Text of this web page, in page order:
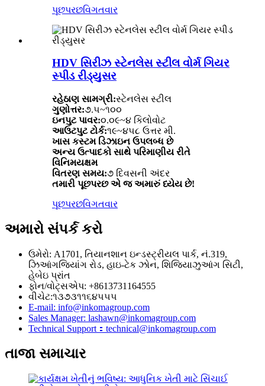
પૂછપરછવિગતવાર
HDV સિરીઝ સ્ટેનલેસ સ્ટીલ વોર્મ ગિયર
સ્પીડ રીડ્યુસર
રહેઠાણ સામગ્રી:સ્ટેનલેસ સ્ટીલ
ગુણોત્તર:૭.૫~૧૦૦
ઇનપુટ પાવર:૦.૦૯~૪ કિલોવોટ
આઉટપુટ ટોર્ક:૧૯~૪૫૮ ઉત્તર મી.
ખાસ કસ્ટમ ડિઝાઇન ઉપલબ્ધ છે
અન્ય ઉત્પાદકો સાથે પરિમાણીય રીતે
વિનિમયક્ષમ
વિતરણ સમય:૭ દિવસની અંદર
તમારી પૂછપરછ એ જ અમારું ધ્યેય છે!
પૂછપરછવિગતવાર
અમારો સંપર્ક કરો
ઉમેરો: A1701, તિયાનશાન ઇન્ડસ્ટ્રીયલ પાર્ક, નં.319,
ઝિઆંગજિયાંગ રોડ, હાઇ-ટેક ઝોન, શિજિયાઝુઆંગ સિટી,
હેબેઇ પ્રાંત
ફોન/વોટ્સએપ: +8613731164555
વીચેટ:૧૩૭૩૧૧૬૪૫૫૫
E-mail: info@inkomagroup.com
Sales Manager: lashawn@inkomagroup.com
Technical Support：technical@inkomagroup.com
તાજા સમાચાર